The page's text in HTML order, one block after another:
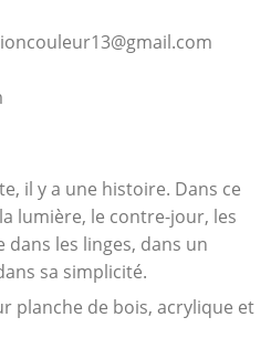
il y a une histoire. Dans ce
lumière, le contre-jour, les
les linges, dans un
sa simplicité.
planche de bois, acrylique et